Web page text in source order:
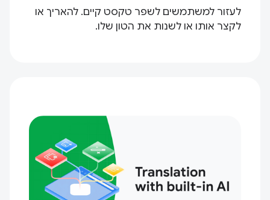
לעזור למשתמשים לשפר טקסט קיים. להאריך או
לקצר אותו או לשנות את הטון שלו.